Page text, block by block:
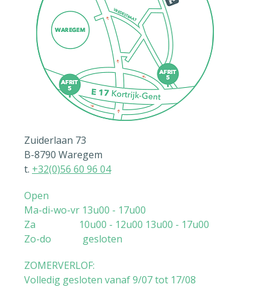
Zuiderlaan 73
B-8790 Waregem
t. +32(0)56 60 96 04
Open
Ma-di-wo-vr 13u00 - 17u00
Za 10u00 - 12u00 13u00 - 17u00
Zo-do gesloten
ZOMERVERLOF:
Volledig gesloten vanaf 9/07 tot 17/08